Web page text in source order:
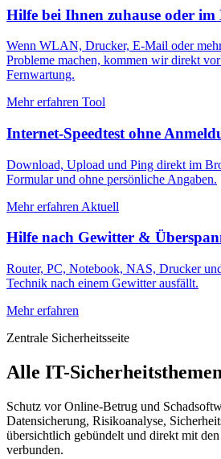
Hilfe bei Ihnen zuhause oder im
Wenn WLAN, Drucker, E‑Mail oder
Probleme machen, kommen wir direkt
Fernwartung.
Mehr erfahren Tool
Internet-Speedtest ohne
Download, Upload und Ping direkt im
Formular und ohne persönliche Angaben.
Mehr erfahren Aktuell
Hilfe nach Gewitter &
Router, PC, Notebook, NAS, Drucker
Technik nach einem Gewitter ausfällt.
Mehr erfahren
Zentrale Sicherheitsseite
Alle IT-
Schutz vor Online-Betrug und
Datensicherung, Risikoanalyse,
übersichtlich gebündelt und direkt mit den
verbunden.